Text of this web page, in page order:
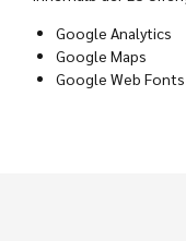
Google Analytics
Google Maps
Google Web Fonts